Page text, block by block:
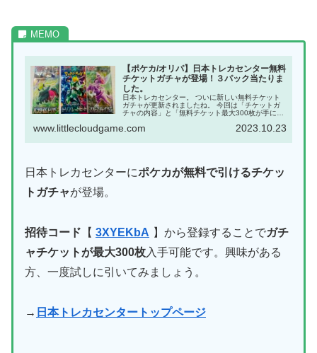
【ポケカ/オリパ】日本トレカセンター無料
チケットガチャが登場！３パック当たりま
した。
日本トレカセンター。 ついに新しい無料チケット
ガチャが更新されましたね。 今回は「チケットガ
チャの内容」と「無料チケット最大300枚が手に入
【人気記事】 →【ポケカ】オリパのおすすめガチ
www.littlecloudgame.com 2023.10.23
日本トレカセンターにポケカが無料で引けるチケッ
トガチャが登場。
招待コード 【 3XYEKbA 】から登録することでガチ
ャチケットが最大300枚入手可能です。興味がある
方、一度試しに引いてみましょう。
→ 日本トレカセンタートップページ